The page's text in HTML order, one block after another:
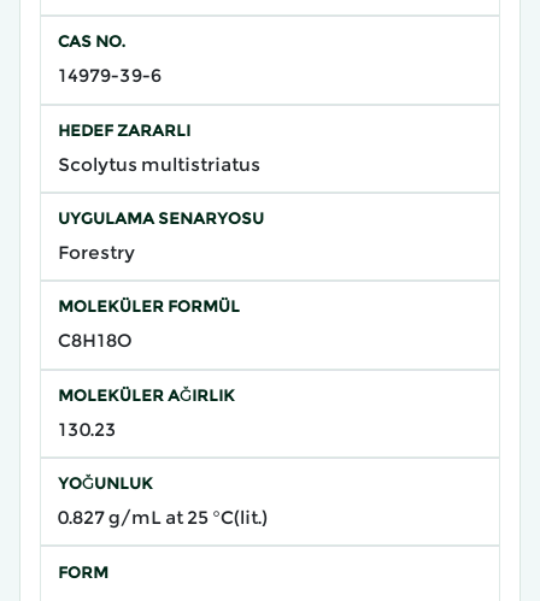
CAS NO.
14979-39-6
HEDEF ZARARLI
Scolytus multistriatus
UYGULAMA SENARYOSU
Forestry
MOLEKÜLER FORMÜL
C8H18O
MOLEKÜLER AĞIRLIK
130.23
YOĞUNLUK
0.827 g/mL at 25 °C(lit.)
FORM